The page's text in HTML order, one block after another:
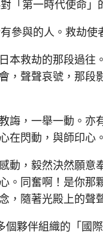
「第一時代使命」
與的人。救劫使
救劫的那段過往
，聲聲哀號，那段
，一舉一動。亦
在閃動，與師印心。
，毅然決然願意
。同奮啊！是你那
，隨著光殿上的聲
伴組織的「國際